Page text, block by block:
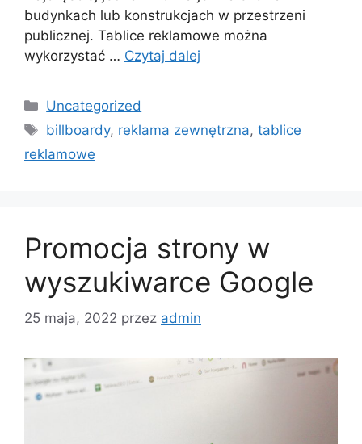
budynkach lub konstrukcjach w przestrzeni
publicznej. Tablice reklamowe można
wykorzystać … Czytaj dalej
Kategorie
Uncategorized
Tagi
billboardy, reklama zewnętrzna,tablice
reklamowe
Promocja strony w
wyszukiwarce Google
25 maja, 2022 przez admin